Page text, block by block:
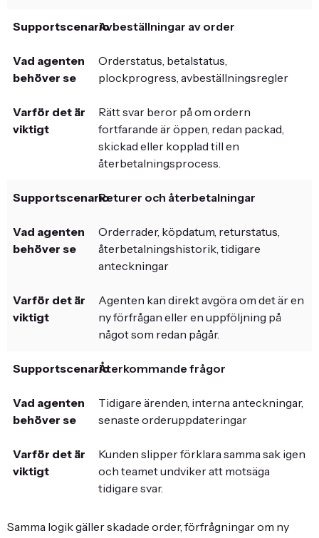
Avbeställningar av order
Orderstatus, betalstatus,
plockprogress, avbeställningsregler
Rätt svar beror på om ordern
fortfarande är öppen, redan packad,
skickad eller kopplad till en
återbetalningsprocess.
Returer och återbetalningar
Orderrader, köpdatum, returstatus,
återbetalningshistorik, tidigare
anteckningar
Agenten kan direkt avgöra om det är en
ny förfrågan eller en uppföljning på
något som redan pågår.
Återkommande frågor
Tidigare ärenden, interna anteckningar,
senaste orderuppdateringar
Kunden slipper förklara samma sak igen
och teamet undviker att motsäga
tidigare svar.
Samma logik gäller skadade order, förfrågningar om ny